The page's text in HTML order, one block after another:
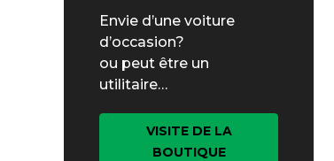
Envie d’une voiture
d’occasion?
ou peut être un
utilitaire…
VISITE DE LA
BOUTIQUE